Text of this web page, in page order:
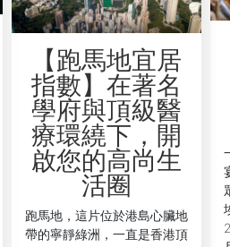
【跑馬地宜居
指數】在著名
學府與頂級醫
療環繞下，開
啟您的高尚生
活圈
跑馬地，這片位於港島心臟地
帶的寧靜綠洲，一直是香港頂